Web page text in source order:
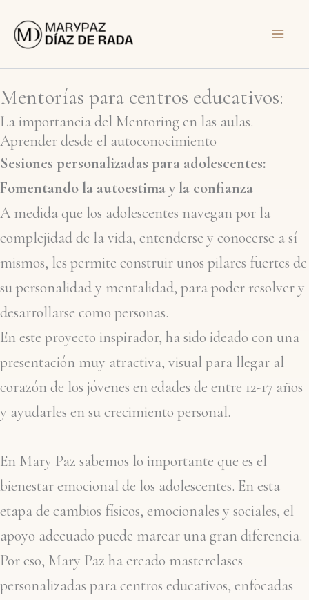
Mentorías para centros educativos:
La importancia del Mentoring en las aulas.
Aprender desde el autoconocimiento
Sesiones personalizadas para adolescentes:
Fomentando la autoestima y la confianza
A medida que los adolescentes navegan por la
complejidad de la vida, entenderse y conocerse a sí
mismos, les permite construir unos pilares fuertes de
su personalidad y mentalidad, para poder resolver y
desarrollarse como personas.
En este proyecto inspirador, ha sido ideado con una
presentación muy atractiva, visual para llegar al
corazón de los jóvenes en edades de entre 12-17 años
y ayudarles en su crecimiento personal.
En Mary Paz sabemos lo importante que es el
bienestar emocional de los adolescentes. En esta
etapa de cambios físicos, emocionales y sociales, el
apoyo adecuado puede marcar una gran diferencia.
Por eso, Mary Paz ha creado masterclases
personalizadas para centros educativos, enfocadas